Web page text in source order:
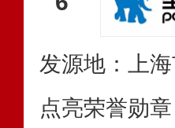
发源地：上
点亮荣誉勋章